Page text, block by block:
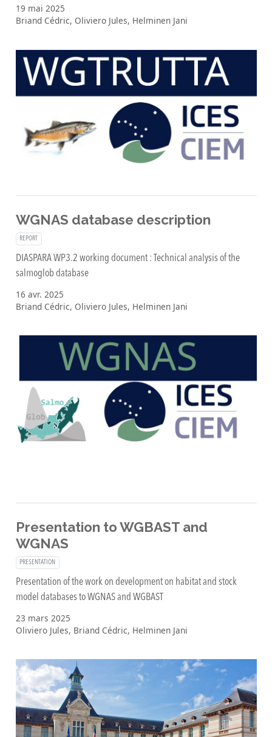
19 mai 2025
Briand Cédric, Oliviero Jules, Helminen Jani
WGNAS database description
REPORT
DIASPARA WP3.2 working document : Technical analysis of the
salmoglob database
16 avr. 2025
Briand Cédric, Oliviero Jules, Helminen Jani
Presentation to WGBAST and
WGNAS
PRESENTATION
Presentation of the work on development on habitat and stock
model databases to WGNAS and WGBAST
23 mars 2025
Oliviero Jules, Briand Cédric, Helminen Jani